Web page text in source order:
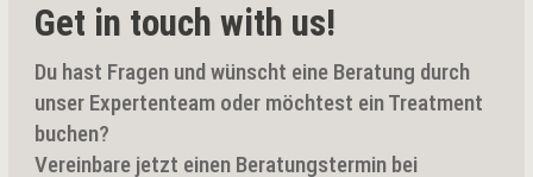
Get in touch with us!
Du hast Fragen und wünscht eine Beratung durch
unser Expertenteam oder möchtest ein Treatment
buchen?
Vereinbare jetzt einen Beratungstermin bei